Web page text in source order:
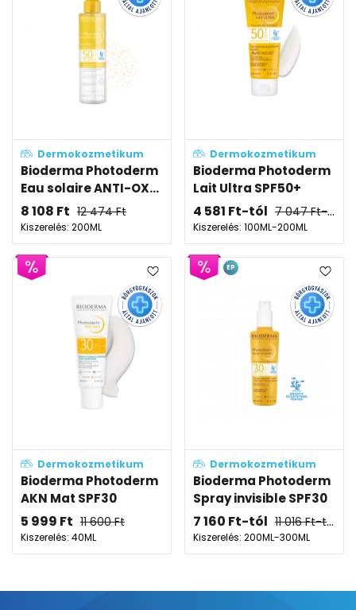
Dermokozmetikum
Bioderma Photoderm
Eau solaire ANTI-OX...
8 108 Ft 12 474Ft
Kiszerelés: 200ML
Dermokozmetikum
Bioderma Photoderm
Lait Ultra SPF50+
4 581 Ft-tól 7 047Ft-tól
Kiszerelés: 100ML-200ML
Dermokozmetikum
Bioderma Photoderm
AKN Mat SPF30
5 999 Ft 11 600Ft
Kiszerelés: 40ML
Dermokozmetikum
Bioderma Photoderm
Spray invisible SPF30
7 160 Ft-tól 11 016Ft-tól
Kiszerelés: 200ML-300ML
EP